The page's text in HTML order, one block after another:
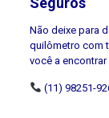
Não deixe para
quilômetro com
você a
(11) 98251-